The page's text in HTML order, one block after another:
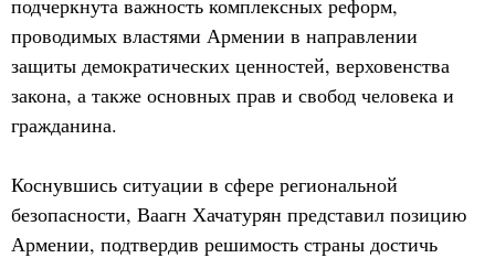
подчеркнута важность комплексных реформ,
проводимых властями Армении в направлении
защиты демократических ценностей, верховенства
закона, а также основных прав и свобод человека и
гражданина.
Коснувшись ситуации в сфере региональной
безопасности, Ваагн Хачатурян представил позицию
Армении, подтвердив решимость страны достичь